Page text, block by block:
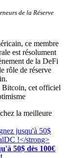
de la Réserve
Bitcoin, cet officiel
la meilleure
50$ dès 100€